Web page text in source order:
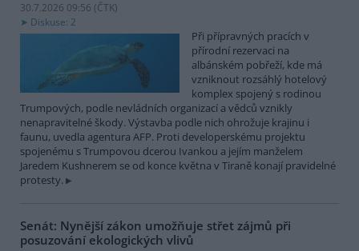
30.7.2026 09:56 (ČTK)
Diskuse: 2
Při přípravných pracích v
přírodní rezervaci na
albánském pobřeží, kde má
vzniknout rozsáhlý hotelový
komplex spojený s rodinou
Trumpových, podle nevládních organizací a vědců vznikly
nenapravitelné škody. Výstavba podle nich ohrožuje krajinu i
faunu, uvedla agentura AFP. Proti developerskému projektu
spojenému s Trumpovou dcerou Ivankou a jejím manželem
Jaredem Kushnerem se od konce května v Tiraně konají pravidelné
protesty.
Senát: Nynější zákon umožňuje střet zájmů při
posuzování ekologických vlivů